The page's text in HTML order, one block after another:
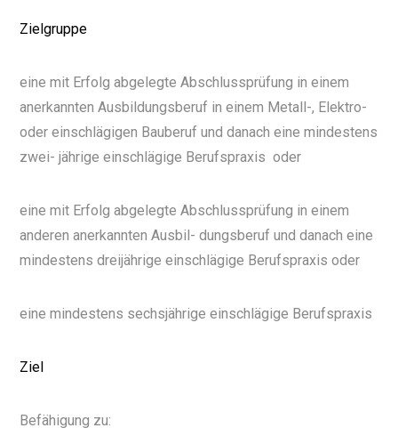
Zielgruppe
eine mit Erfolg abgelegte Abschlussprüfung in einem
anerkannten Ausbildungsberuf in einem Metall-, Elektro-
oder einschlägigen Bauberuf und danach eine mindestens
zwei- jährige einschlägige Berufspraxis oder
eine mit Erfolg abgelegte Abschlussprüfung in einem
anderen anerkannten Ausbil- dungsberuf und danach eine
mindestens dreijährige einschlägige Berufspraxis oder
eine mindestens sechsjährige einschlägige Berufspraxis
Ziel
Befähigung zu: